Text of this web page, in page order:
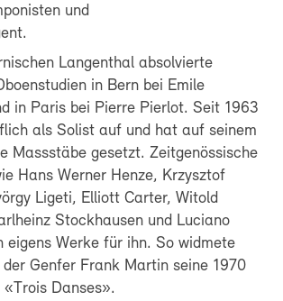
und
Langenthal absolvierte
in Bern bei Emile
in Paris bei Pierre Pierlot. Seit 1963
als Solist auf und hat auf seinem
Massstäbe gesetzt. Zeitgenössische
Hans Werner Henze, Krzysztof
Ligeti, Elliott Carter, Witold
Stockhausen und Luciano
eigens Werke für ihn. So widmete
Genfer Frank Martin seine 1970
Danses».